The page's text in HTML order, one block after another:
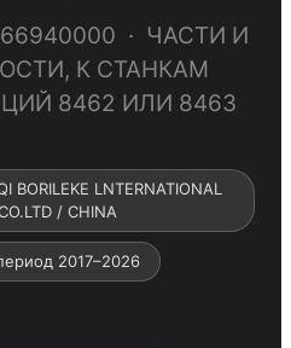
· ЧАСТИ И
К СТАНКАМ
8462 ИЛИ 8463
BORILEKE LNTERNATIONAL
/ CHINA
2017–2026